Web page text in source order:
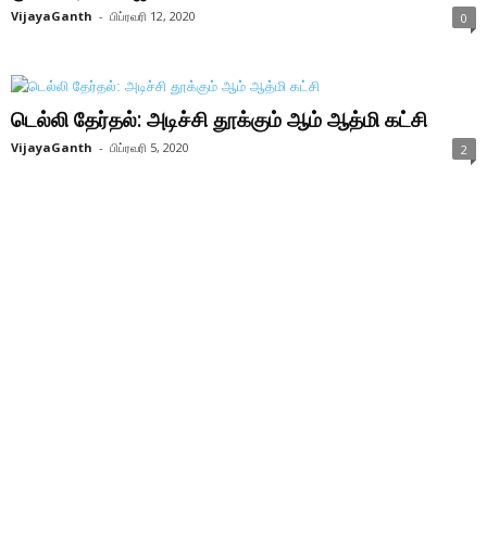
VijayaGanth - பிப்ரவரி 12, 2020 0
டெல்லி தேர்தல்: அடிச்சி தூக்கும் ஆம் ஆத்மி கட்சி
VijayaGanth - பிப்ரவரி 5, 2020 2